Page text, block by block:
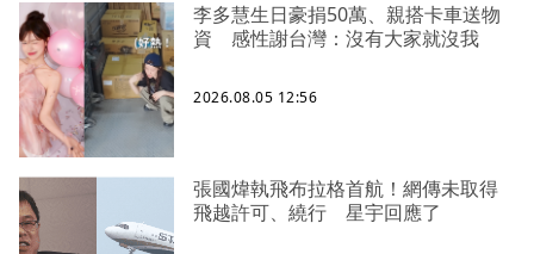
李多慧生日豪捐50萬、親搭卡車送物
資 感性謝台灣：沒有大家就沒我
2026.08.05 12:56
張國煒執飛布拉格首航！網傳未取得
飛越許可、繞行 星宇回應了